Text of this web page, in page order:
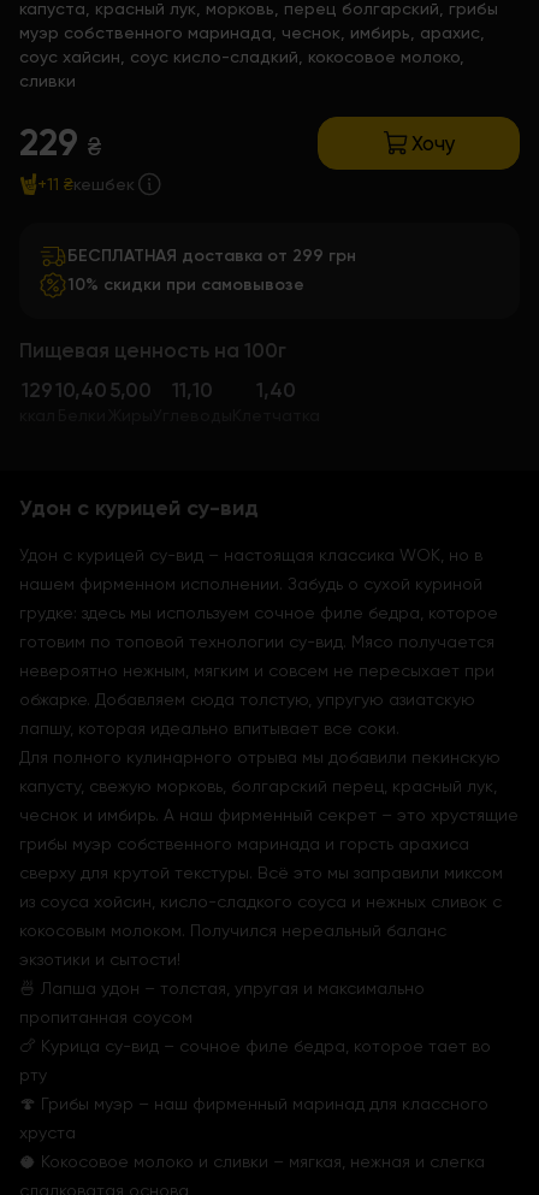
капуста, красный лук, морковь, перец болгарский, грибы
муэр собственного маринада, чеснок, имбирь, арахис,
соус хайсин, соус кисло-сладкий, кокосовое молоко,
сливки
229 ₴ Хочу
+11 ₴кешбек
БЕСПЛАТНАЯ доставка от 299 грн
10% скидки при самовывозе
Пищевая ценность на 100г
12910,40 5,00 11,10 1,40
Удон с курицей су-вид
Удон с курицей су-вид – настоящая классика WOK, но в
нашем фирменном исполнении. Забудь о сухой куриной
грудке: здесь мы используем сочное филе бедра, которое
готовим по топовой технологии су-вид. Мясо получается
невероятно нежным, мягким и совсем не пересыхает при
обжарке. Добавляем сюда толстую, упругую азиатскую
лапшу, которая идеально впитывает все соки.
Для полного кулинарного отрыва мы добавили пекинскую
капусту, свежую морковь, болгарский перец, красный лук,
чеснок и имбирь. А наш фирменный секрет – это хрустящие
грибы муэр собственного маринада и горсть арахиса
сверху для крутой текстуры. Всё это мы заправили миксом
из соуса хойсин, кисло-сладкого соуса и нежных сливок с
кокосовым молоком. Получился нереальный баланс
экзотики и сытости!
🍜 Лапша удон – толстая, упругая и максимально
пропитанная соусом
🍗 Курица су-вид – сочное филе бедра, которое тает во
рту
🍄 Грибы муэр – наш фирменный маринад для классного
хруста
🥥 Кокосовое молоко и сливки – мягкая, нежная и слегка
сладковатая основа